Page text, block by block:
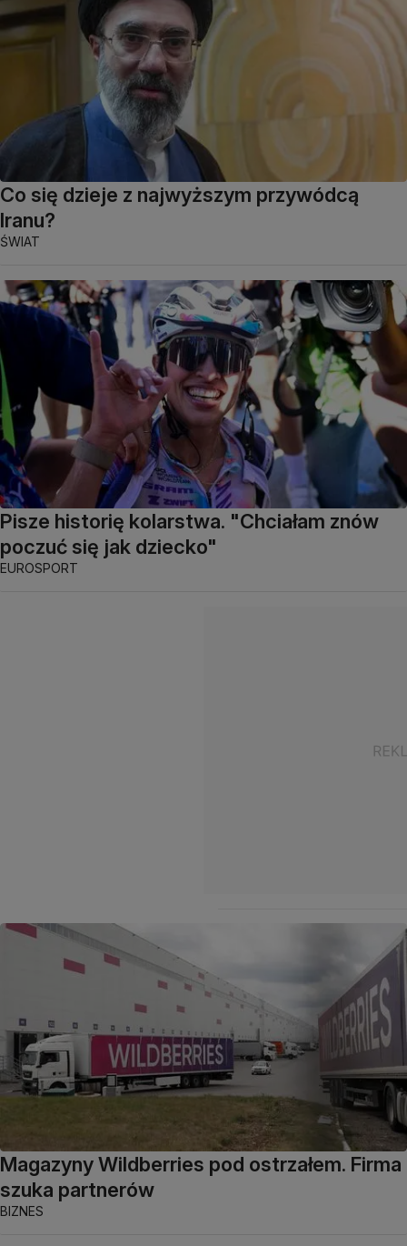
Co się dzieje z najwyższym przywódcą
Iranu?
ŚWIAT
Pisze historię kolarstwa. "Chciałam znów
poczuć się jak dziecko"
EUROSPORT
Magazyny Wildberries pod ostrzałem. Firma
szuka partnerów
BIZNES